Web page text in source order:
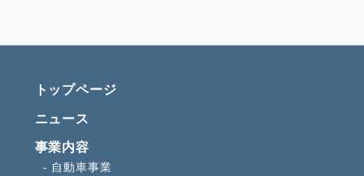
トップページ
ニュース
事業内容
自動車事業